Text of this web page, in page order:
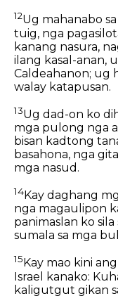
12Ug mahanabo
tuig, nga
kanang nasura,
ilang kasal-anan,
Caldeahanon; ug
walay katapusan.
13Ug dad-on ko
mga pulong nga
bisan kadtong
basahona, nga
mga nasud.
14Kay daghang
nga magaulipon
panimaslan ko
sumala sa mga
15 Kay mao kini
Israel kanako:
kaligutgut gikan